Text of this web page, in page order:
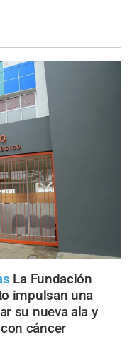
La Fundación
impulsan una
su nueva ala y
cáncer